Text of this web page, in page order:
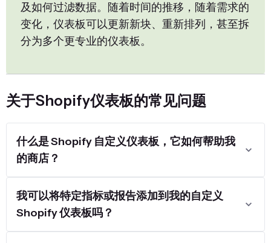
及如何过滤数据。随着时间的推移，随着需求的
变化，仪表板可以更新新块、重新排列，甚至拆
分为多个更专业的仪表板。
关于Shopify仪表板的常见问题
什么是 Shopify 自定义仪表板，它如何帮助我
的商店？
我可以将特定指标或报告添加到我的自定义
Shopify 仪表板吗？